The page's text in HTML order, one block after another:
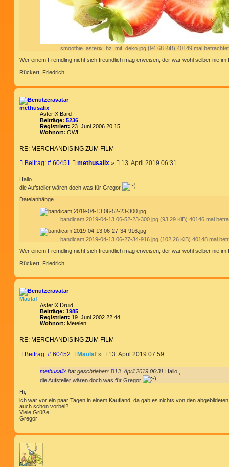
smoothie_asterix_hz_mit_deko.jpg (94.68 KiB) 40149 mal betrachtet
Wer einem Fremdling nicht sich freundlich mag erweisen, der war wohl selber nie im
Rückert, Friedrich
methusalix
AsterIX Bard
Beiträge: 5236
Registriert: 23. Juni 2006 20:15
Wohnort: OWL
RE: MERCHANDISING ZUM FILM
Beitrag: # 60451 B
t
methusalix » 13. April 2019 06:31
Hallo ,
die Aufsteller wären doch was für Gregor
Dateianhänge
bandicam 2019-04-13 06-52-23-300.jpg (93.29 KiB) 40146 mal
bandicam 2019-04-13 06-27-34-916.jpg (102.26 KiB) 40148 mal
Wer einem Fremdling nicht sich freundlich mag erweisen, der war wohl selber nie im
Rückert, Friedrich
Maulaf
AsterIX Druid
Beiträge: 1985
Registriert: 19. Juni 2002 22:44
Wohnort: Metelen
RE: MERCHANDISING ZUM FILM
Beitrag: # 60452 B
i
r
g
Maulaf » 13. April 2019 07:59
methusalix hat geschrieben: 13. April 2019 06:31 Hallo ,
die Aufsteller wären doch was für Gregor
Hi,
ich war vor ein paar Tagen in einem Kaufland, da gab es nichts von den
auch schon vorbei?
Viele Grüße
Gregor